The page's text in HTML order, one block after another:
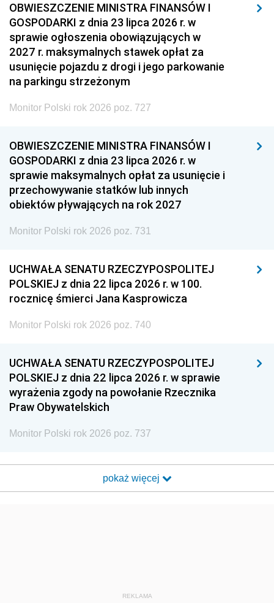
OBWIESZCZENIE MINISTRA FINANSÓW I
GOSPODARKI z dnia 23 lipca 2026 r. w
sprawie ogłoszenia obowiązujących w
2027 r. maksymalnych stawek opłat za
usunięcie pojazdu z drogi i jego parkowanie
na parkingu strzeżonym
Monitor Polski rok 2026 poz. 727
OBWIESZCZENIE MINISTRA FINANSÓW I
GOSPODARKI z dnia 23 lipca 2026 r. w
sprawie maksymalnych opłat za usunięcie i
przechowywanie statków lub innych
obiektów pływających na rok 2027
Monitor Polski rok 2026 poz. 731
UCHWAŁA SENATU RZECZYPOSPOLITEJ
POLSKIEJ z dnia 22 lipca 2026 r. w 100.
rocznicę śmierci Jana Kasprowicza
Monitor Polski rok 2026 poz. 740
UCHWAŁA SENATU RZECZYPOSPOLITEJ
POLSKIEJ z dnia 22 lipca 2026 r. w sprawie
wyrażenia zgody na powołanie Rzecznika
Praw Obywatelskich
Monitor Polski rok 2026 poz. 737
pokaż więcej
REKLAMA